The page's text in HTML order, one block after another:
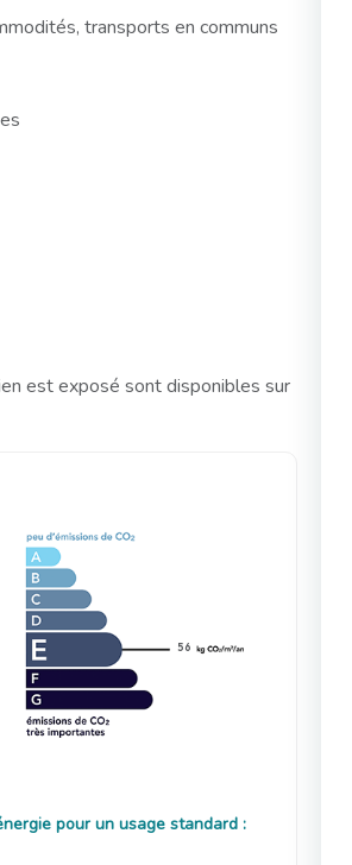
transports en communs
est exposé sont disponibles sur
56
pour un usage standard :